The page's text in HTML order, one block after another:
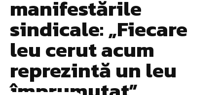
manifestările
sindicale: „Fiecare
leu cerut acum
reprezintă un leu